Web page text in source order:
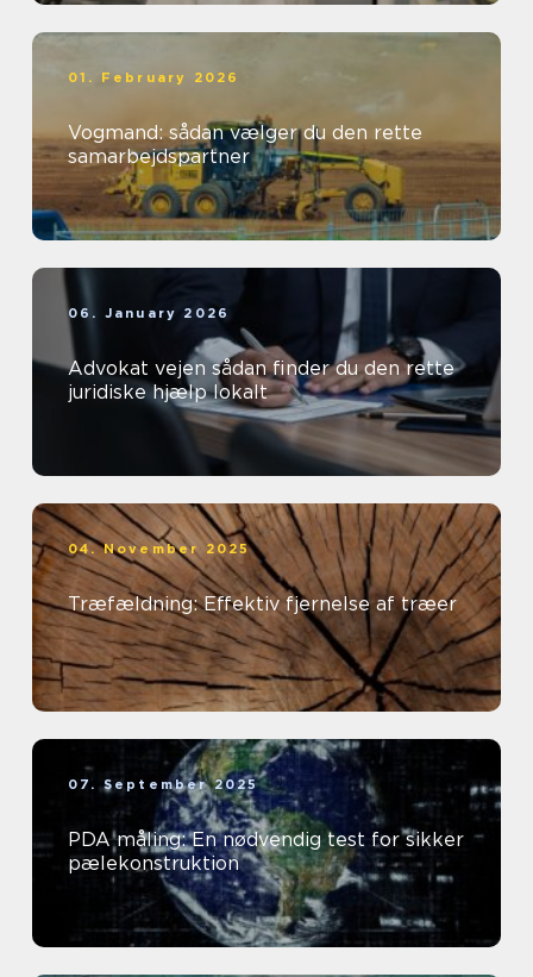
01. February 2026
Vogmand: sådan vælger du den rette
samarbejdspartner
06. January 2026
Advokat vejen sådan finder du den rette
juridiske hjælp lokalt
04. November 2025
Træfældning: Effektiv fjernelse af træer
07. September 2025
PDA måling: En nødvendig test for sikker
pælekonstruktion